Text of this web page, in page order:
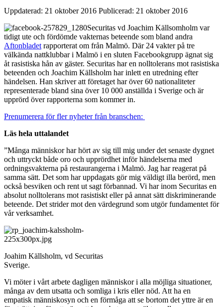
Uppdaterad: 21 oktober 2016 Publicerad: 21 oktober 2016
Securitas vd Joachim Källsomholm var
tidigt ute och fördömde vakternas beteende som bland andra
Aftonbladet rapporterat om från Malmö. Där 24 vakter på tre
välkända nattklubbar i Malmö i en sluten Facebookgrupp ägnat sig
åt rasistiska hån av gäster. Securitas har en nolltolerans mot rasistiska
beteenden och Joachim Källsholm har inlett en utredning efter
händelsen. Han skriver att företaget har över 60 nationaliteter
representerade bland sina över 10 000 anställda i Sverige och är
upprörd över rapporterna som kommer in.
Prenumerera för fler nyheter från branschen:
Läs hela uttalandet
”Många människor har hört av sig till mig under det senaste dygnet
och uttryckt både oro och upprördhet inför händelserna med
ordningsvakterna på restaurangerna i Malmö. Jag har reagerat på
samma sätt. Det som har uppdagats gör mig väldigt illa berörd, men
också besviken och rent ut sagt förbannad. Vi har inom Securitas en
absolut nolltolerans mot rasistiskt eller på annat sätt diskriminerande
beteende. Det strider mot den värdegrund som utgör fundamentet för
vår verksamhet.
Joahim Källsholm, vd Securitas
Sverige.
Vi möter i vårt arbete dagligen människor i alla möjliga situationer,
många av dem utsatta och somliga i kris eller nöd. Att ha en
empatisk människosyn och en förmåga att se bortom det yttre är en